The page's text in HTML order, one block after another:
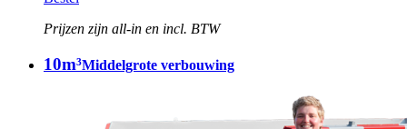
Prijzen zijn all-in en incl. BTW
10m³Middelgrote verbouwing